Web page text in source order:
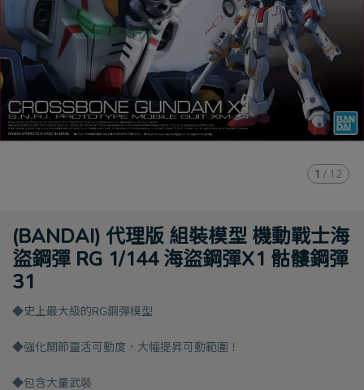
1 / 12
(BANDAI) 代理版 組裝模型 機動戰士海
盜鋼彈 RG 1/144 海盜鋼彈X1 骷髏鋼彈
31
◆史上最大級的RG鋼彈模型
◆強化關節靈活可動度，大幅提昇可動範圍！
◆包含大量武裝